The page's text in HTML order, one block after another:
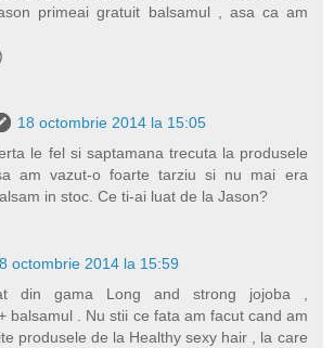
primeai gratuit balsamul , asa ca am
18 octombrie 2014 la 15:05
le fel si saptamana trecuta la produsele
am vazut-o foarte tarziu si nu mai era
in stoc. Ce ti-ai luat de la Jason?
octombrie 2014 la 15:59
din gama Long and strong jojoba ,
balsamul . Nu stii ce fata am facut cand am
produsele de la Healthy sexy hair , la care